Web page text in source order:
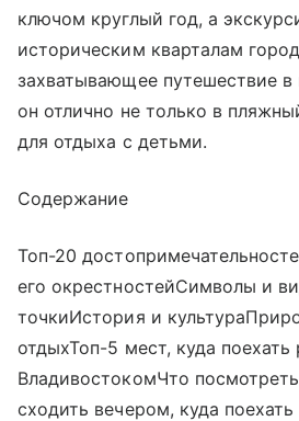
ключом круглый год, а
историческим кварталам
захватывающее путешествие в
он отлично не только в
для отдыха с детьми.
Содержание
Топ-20
его окрестностейСимволы и
точкиИстория и
отдыхТоп-5 мест, куда
ВладивостокомЧто посмотреть
сходить вечером, куда